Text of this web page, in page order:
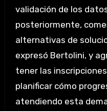
validación de los
posteriormente,
alternativas de
expresó Bertolini, y
tener las
planificar cómo
atendiendo esta